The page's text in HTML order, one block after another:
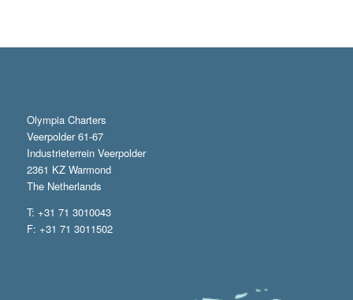
Olympia Charters
Veerpolder 61-67
Industrieterrein Veerpolder
2361 KZ Warmond
The Netherlands
T: +31 71 3010043
F: +31 71 3011502